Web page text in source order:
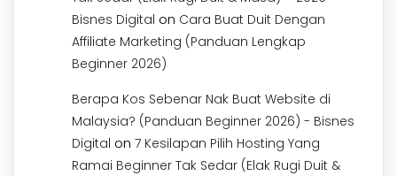
Bisnes Digital on Cara Buat Duit Dengan
Affiliate Marketing (Panduan Lengkap
Beginner 2026)
Berapa Kos Sebenar Nak Buat Website di
Malaysia? (Panduan Beginner 2026) - Bisnes
Digital on 7 Kesilapan Pilih Hosting Yang
Ramai Beginner Tak Sedar (Elak Rugi Duit &